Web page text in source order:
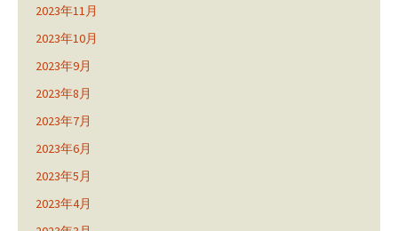
2023年11月
2023年10月
2023年9月
2023年8月
2023年7月
2023年6月
2023年5月
2023年4月